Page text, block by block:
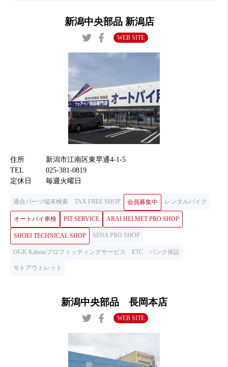
新潟中央部品 新潟店
WEB SITE
住所
新潟市江南区東早通4-1-5
TEL
025-381-0819
定休日
毎週火曜日
適合パーツ端末検索 TAX FREE SHOP 会員募集中 レンタルバイク
オートバイ車検 PIT SERVICE ARAI HELMET PRO SHOP
SHOEI TECHNICAL SHOP SENA PRO SHOP
OGK Kabutoプロフィッティングサービス ETC パンク保証
モトアウトレット
新潟中央部品 長岡本店
WEB SITE